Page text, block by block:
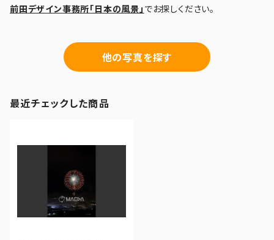
前田デザイン事務所「日本の風景」 でお探しください。
他の写真を探す
最近チェックした商品